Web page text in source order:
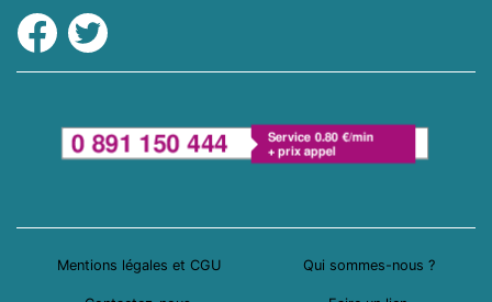
Facebook
Twitter
Mentions légales et CGU Qui sommes-nous ?